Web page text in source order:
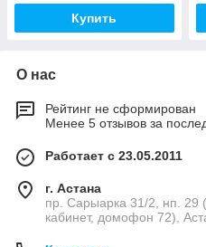
Купить
О нас
Рейтинг не сформирован
Менее 5 отзывов за
Работает с 23.05.2011
г. Астана
пр. Сарыарка 31/2, нп. 29
кабинет, домофон 72),